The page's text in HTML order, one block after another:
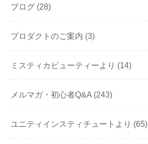
ブログ (28)
プロダクトのご案内 (3)
ミスティカビューティーより (14)
メルマガ・初心者Q&A (243)
ユニティインスティチュートより (65)